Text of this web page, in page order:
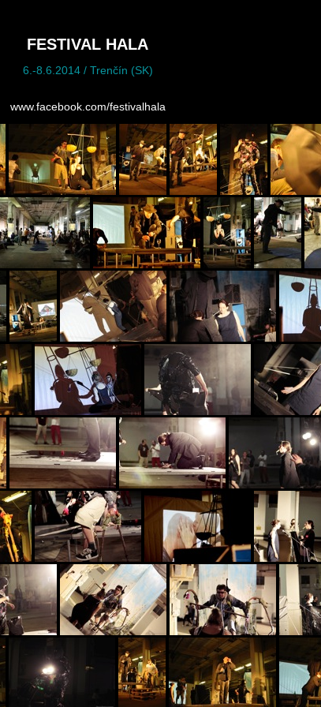
FESTIVAL HALA
6.-8.6.2014 / Trenčín (SK)
www.facebook.com/festivalhala